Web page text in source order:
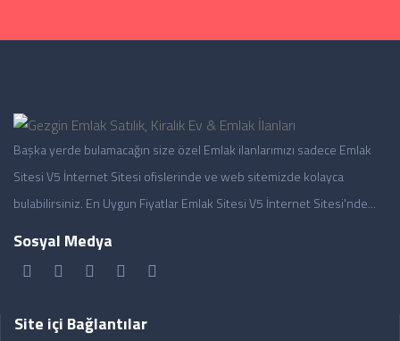
Başka yerde bulamacağın size özel Emlak ilanlarımızı sadece Emlak
Sitesi V5 İnternet Sitesi ofislerinde ve web sitemizde kolayca
bulabilirsiniz. En Uygun Fiyatlar Emlak Sitesi V5 İnternet Sitesi'nde...
Sosyal Medya
Site içi Bağlantılar